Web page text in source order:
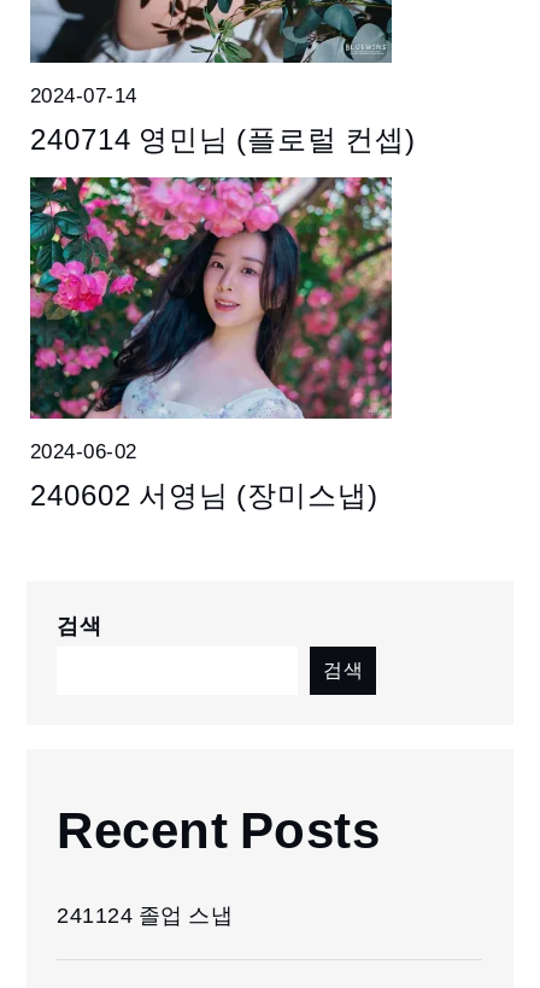
2024-07-14
240714 영민님 (플로럴 컨셉)
2024-06-02
240602 서영님 (장미스냅)
검색
검색
Recent Posts
241124 졸업 스냅